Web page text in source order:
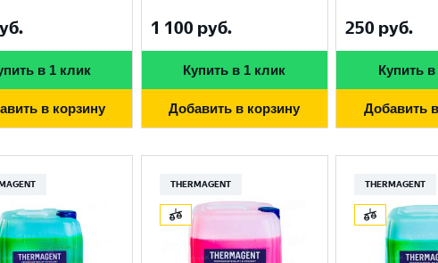
в 1 клик
в корзину
1 100 руб.
Купить в 1 клик
Добавить в корзину
250 руб.
Купить
Добавить
THERMAGENT THERMAGENT